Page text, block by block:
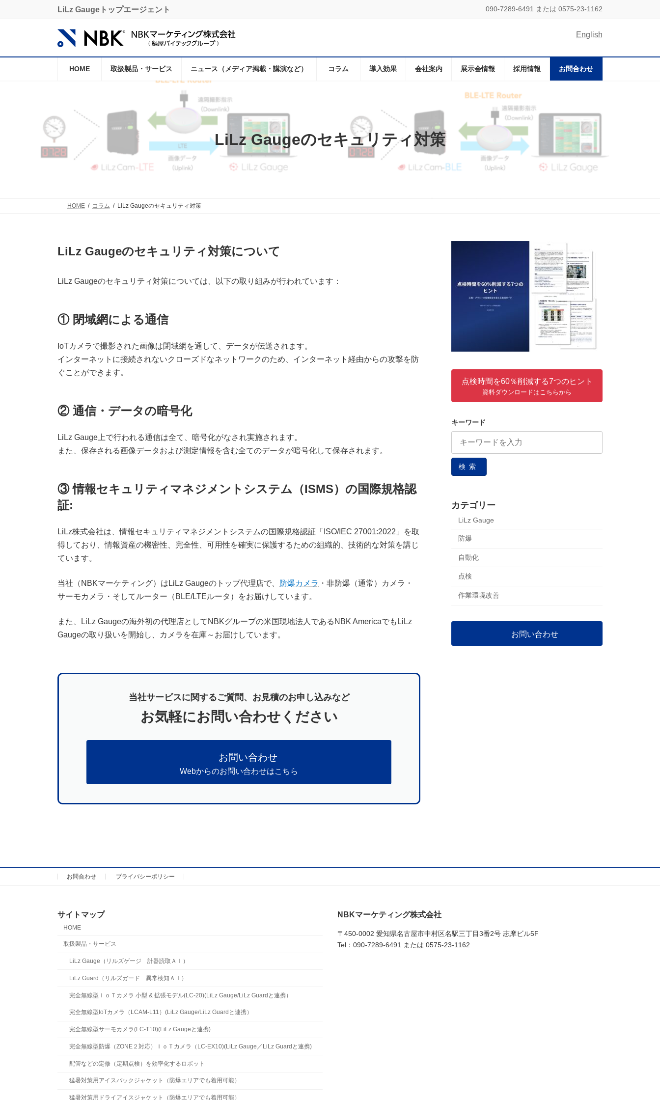
へ
ョ
LiLz Gaugeトップエージェント 090-7289-6491 または 0575-23-1162
English
HOME 取扱製品・サービス ニュース（メディア掲載・講演など） コラム 導入効果 会社案内 展示会情報 採用情報 お問合わせ
LiLz Gaugeのセキュリティ対策
HOME コラム LiLz Gaugeのセキュリティ対策
LiLz Gaugeのセキュリティ対策について
LiLz Gaugeのセキュリティ対策については、以下の取り組みが行われています：
① 閉域網による通信
IoTカメラで撮影された画像は閉域網を通して、データが伝送されます。
インターネットに接続されないクローズドなネットワークのため、インターネット経由からの攻撃を防
ぐことができます。
② 通信・データの暗号化
LiLz Gauge上で行われる通信は全て、暗号化がなされ実施されます。
また、保存される画像データおよび測定情報を含む全てのデータが暗号化して保存されます。
③ 情報セキュリティマネジメントシステム（ISMS）の国際規格認
証:
LiLz株式会社は、情報セキュリティマネジメントシステムの国際規格認証「ISO/IEC 27001:2022」を取
得しており、情報資産の機密性、完全性、可用性を確実に保護するための組織的、技術的な対策を講じ
ています。
当社（NBKマーケティング）はLiLz Gaugeのトップ代理店で、 防爆カメラ ・非防爆（通常）カメラ・
サーモカメラ・そしてルーター（BLE/LTEルータ）をお届けしています。
また、LiLz Gaugeの海外初の代理店としてNBKグループの米国現地法人であるNBK AmericaでもLiLz
Gaugeの取り扱いを開始し、カメラを在庫～お届けしています。
当社サービスに関するご質問、お見積のお申し込みなど
お気軽にお問い合わせください
お問い合わせ
Webからのお問い合わせはこちら
点検時間を60％削減する7つのヒント
資料ダウンロードはこちらから
キーワード
検索
カテゴリー
LiLz Gauge
防爆
自動化
点検
作業環境改善
お問い合わせ
お問合わせ プライバシーポリシー
サイトマップ
HOME
取扱製品・サービス
LiLz Gauge（リルズゲージ 計器読取ＡＩ）
LiLz Guard（リルズガード 異常検知ＡＩ）
完全無線型ＩｏＴカメラ 小型 & 拡張モデル(LC-20)(LiLz Gauge/LiLz Guardと連携）
完全無線型IoTカメラ（LCAM-L11）(LiLz Gauge/LiLz Guardと連携）
完全無線型サーモカメラ(LC-T10)(LiLz Gaugeと連携)
完全無線型防爆（ZONE２対応）ＩｏＴカメラ（LC-EX10)(LiLz Gauge／LiLz Guardと連携)
配管などの定修（定期点検）を効率化するロボット
猛暑対策用アイスパックジャケット（防爆エリアでも着用可能）
猛暑対策用ドライアイスジャケット（防爆エリアでも着用可能）
NBKマーケティング株式会社
〒450-0002 愛知県名古屋市中村区名駅三丁目3番2号 志摩ビル5F
Tel：090-7289-6491 または 0575-23-1162